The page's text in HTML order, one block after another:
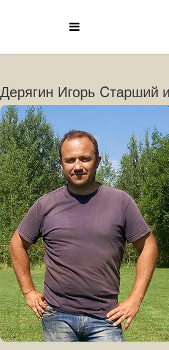
Дерягин Игорь Cтарший